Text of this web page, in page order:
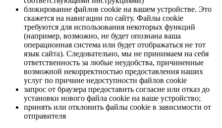
блокирование файлов cookie на вашем устройстве. Это
скажется на навигации по сайту. Файлы cookie
требуются для использования некоторых функций
(например, возможно, не будет опознана ваша
операционная система или будет отображаться не тот
язык сайта). Следовательно, мы не принимаем на себя
ответственность за любые неудобства, причиненные
возможной некорректностью предоставления наших
услуг по причине недоступности файлов cookie
запрос от браузера предоставить согласие или отказ до
установки нового файла cookie на ваше устройство;
принять или отклонить файлы cookie в зависимости от
отправителя